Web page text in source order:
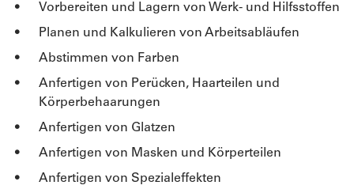
Vorbereiten und Lagern von Werk- und Hilfsstoffen
Planen und Kalkulieren von Arbeitsabläufen
Abstimmen von Farben
Anfertigen von Perücken, Haarteilen und
Körperbehaarungen
Anfertigen von Glatzen
Anfertigen von Masken und Körperteilen
Anfertigen von Spezialeffekten